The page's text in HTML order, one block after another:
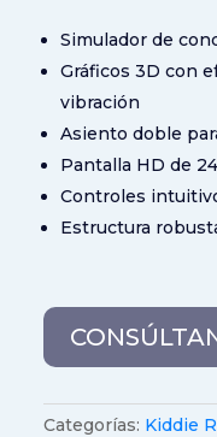
Simulador de
Gráficos 3D con
vibración
Asiento doble
Pantalla HD de
Controles
Estructura
Categorías: Kiddie